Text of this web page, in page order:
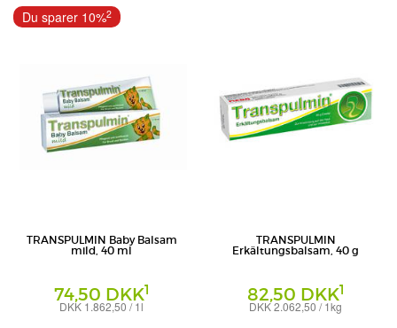
MCM Klosterfrau Vertriebsgesellschaft
mbH
TRANSPULMIN Baby Balsam
mild, 40 ml
74,50 DKK1
DKK 1.862,50 / 1l
Du sparer 10%2
TRANSPULMIN
Erkältungsbalsam, 40 g
82,50 DKK1
DKK 2.062,50 / 1kg